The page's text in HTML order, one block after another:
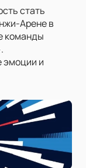
стать
Арене в
команды
эмоции и